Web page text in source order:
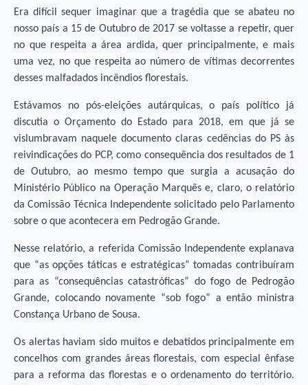
Era difícil sequer imaginar que a tragédia que se abateu no
nosso país a 15 de Outubro de 2017 se voltasse a repetir, quer
no que respeita a área ardida, quer principalmente, e mais
uma vez, no que respeita ao número de vítimas decorrentes
desses malfadados incêndios florestais.
Estávamos no pós-eleições autárquicas, o país político já
discutia o Orçamento do Estado para 2018, em que já se
vislumbravam naquele documento claras cedências do PS às
reivindicações do PCP, como consequência dos resultados de 1
de Outubro, ao mesmo tempo que surgia a acusação do
Ministério Público na Operação Marquês e, claro, o relatório
da Comissão Técnica Independente solicitado pelo Parlamento
sobre o que acontecera em Pedrogão Grande.
Nesse relatório, a referida Comissão Independente explanava
que “as opções táticas e estratégicas” tomadas contribuíram
para as “consequências catastróficas” do fogo de Pedrogão
Grande, colocando novamente “sob fogo” a então ministra
Constança Urbano de Sousa.
Os alertas haviam sido muitos e debatidos principalmente em
concelhos com grandes áreas florestais, com especial ênfase
para a reforma das florestas e o ordenamento do território.